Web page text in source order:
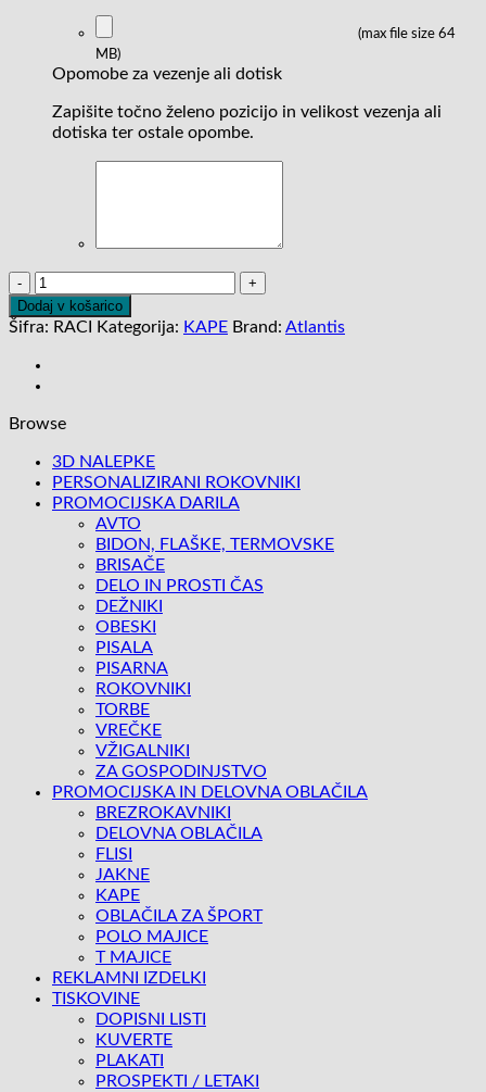
(max file size 64
MB)
Opomobe za vezenje ali dotisk
Zapišite točno želeno pozicijo in velikost vezenja ali
dotiska ter ostale opombe.
KAPA
RACING
količina
Dodaj v košarico
Šifra: RACI Kategorija: KAPE Brand: Atlantis
Browse
3D NALEPKE
PERSONALIZIRANI ROKOVNIKI
PROMOCIJSKA DARILA
AVTO
BIDON, FLAŠKE, TERMOVSKE
BRISAČE
DELO IN PROSTI ČAS
DEŽNIKI
OBESKI
PISALA
PISARNA
ROKOVNIKI
TORBE
VREČKE
VŽIGALNIKI
ZA GOSPODINJSTVO
PROMOCIJSKA IN DELOVNA OBLAČILA
BREZROKAVNIKI
DELOVNA OBLAČILA
FLISI
JAKNE
KAPE
OBLAČILA ZA ŠPORT
POLO MAJICE
T MAJICE
REKLAMNI IZDELKI
TISKOVINE
DOPISNI LISTI
KUVERTE
PLAKATI
PROSPEKTI / LETAKI